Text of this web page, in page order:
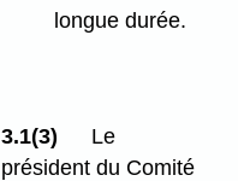
longue durée.
3.1(3)
Le
président du Comité